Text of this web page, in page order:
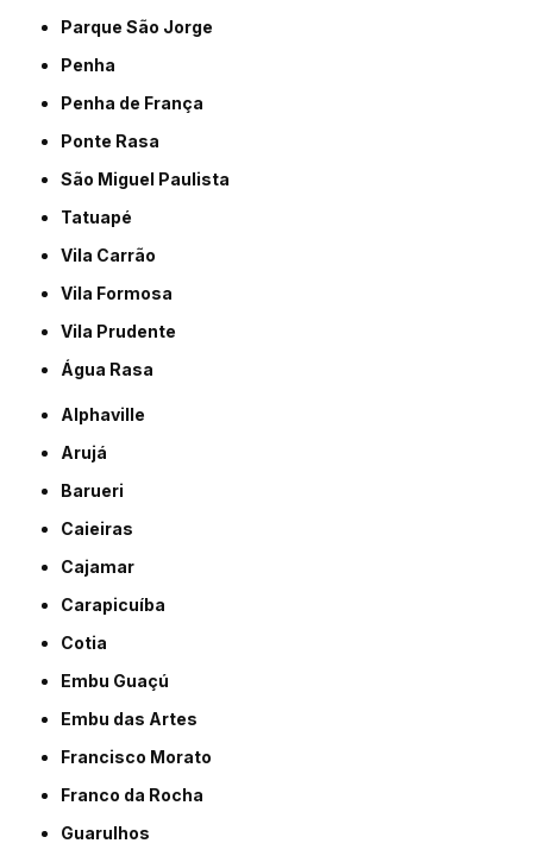
Parque São Jorge
Penha
Penha de França
Ponte Rasa
São Miguel Paulista
Tatuapé
Vila Carrão
Vila Formosa
Vila Prudente
Água Rasa
Alphaville
Arujá
Barueri
Caieiras
Cajamar
Carapicuíba
Cotia
Embu Guaçú
Embu das Artes
Francisco Morato
Franco da Rocha
Guarulhos